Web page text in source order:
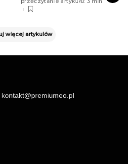
więcej artykulów
kontakt@premiumeo.pl